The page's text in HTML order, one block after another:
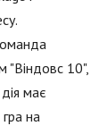
"Віндовс 10",
має
на